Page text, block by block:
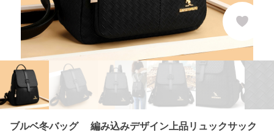
ブルベ冬バッグ 編み込みデザイン上品リュックサック